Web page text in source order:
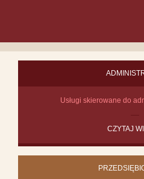
Usługi skierowane do
CZYTAJ